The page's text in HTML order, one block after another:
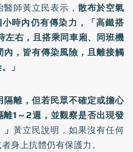
師黃立民表示， 散布於空氣
時內仍有傳染力，「高鐵搭
右，且搭乘同車廂、同班機
，皆有傳染風險，且離接觸
」
隔離，但若民眾不確定或擔心
1～2週，並觀察是否出現發
」黃立民說明，如果沒有任何
身上抗體仍有保護力。